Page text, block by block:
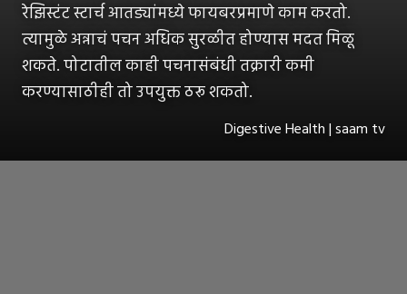
रेझिस्टंट स्टार्च आतड्यांमध्ये फायबरप्रमाणे काम करतो.
त्यामुळे अन्नाचं पचन अधिक सुरळीत होण्यास मदत मिळू
शकते. पोटातील काही पचनासंबंधी तक्रारी कमी
करण्यासाठीही तो उपयुक्त ठरू शकतो.
Digestive Health | saam tv